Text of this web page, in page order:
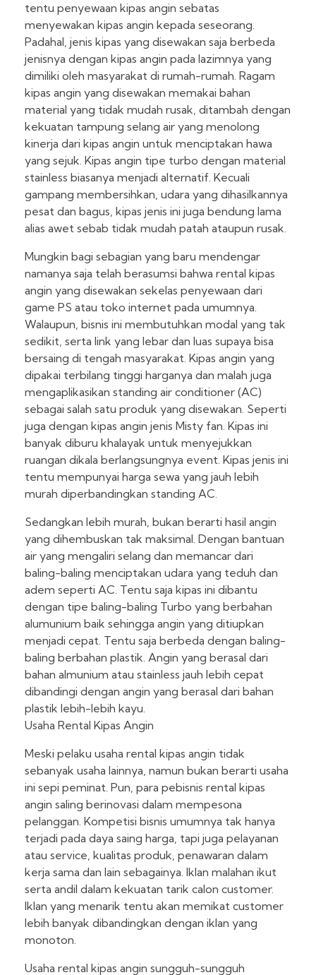
tentu penyewaan kipas angin sebatas
menyewakan kipas angin kepada seseorang.
Padahal, jenis kipas yang disewakan saja berbeda
jenisnya dengan kipas angin pada lazimnya yang
dimiliki oleh masyarakat di rumah-rumah. Ragam
kipas angin yang disewakan memakai bahan
material yang tidak mudah rusak, ditambah dengan
kekuatan tampung selang air yang menolong
kinerja dari kipas angin untuk menciptakan hawa
yang sejuk. Kipas angin tipe turbo dengan material
stainless biasanya menjadi alternatif. Kecuali
gampang membersihkan, udara yang dihasilkannya
pesat dan bagus, kipas jenis ini juga bendung lama
alias awet sebab tidak mudah patah ataupun rusak.
Mungkin bagi sebagian yang baru mendengar
namanya saja telah berasumsi bahwa rental kipas
angin yang disewakan sekelas penyewaan dari
game PS atau toko internet pada umumnya.
Walaupun, bisnis ini membutuhkan modal yang tak
sedikit, serta link yang lebar dan luas supaya bisa
bersaing di tengah masyarakat. Kipas angin yang
dipakai terbilang tinggi harganya dan malah juga
mengaplikasikan standing air conditioner (AC)
sebagai salah satu produk yang disewakan. Seperti
juga dengan kipas angin jenis Misty fan. Kipas ini
banyak diburu khalayak untuk menyejukkan
ruangan dikala berlangsungnya event. Kipas jenis ini
tentu mempunyai harga sewa yang jauh lebih
murah diperbandingkan standing AC.
Sedangkan lebih murah, bukan berarti hasil angin
yang dihembuskan tak maksimal. Dengan bantuan
air yang mengaliri selang dan memancar dari
baling-baling menciptakan udara yang teduh dan
adem seperti AC. Tentu saja kipas ini dibantu
dengan tipe baling-baling Turbo yang berbahan
alumunium baik sehingga angin yang ditiupkan
menjadi cepat. Tentu saja berbeda dengan baling-
baling berbahan plastik. Angin yang berasal dari
bahan almunium atau stainless jauh lebih cepat
dibandingi dengan angin yang berasal dari bahan
plastik lebih-lebih kayu.
Usaha Rental Kipas Angin
Meski pelaku usaha rental kipas angin tidak
sebanyak usaha lainnya, namun bukan berarti usaha
ini sepi peminat. Pun, para pebisnis rental kipas
angin saling berinovasi dalam mempesona
pelanggan. Kompetisi bisnis umumnya tak hanya
terjadi pada daya saing harga, tapi juga pelayanan
atau service, kualitas produk, penawaran dalam
kerja sama dan lain sebagainya. Iklan malahan ikut
serta andil dalam kekuatan tarik calon customer.
Iklan yang menarik tentu akan memikat customer
lebih banyak dibandingkan dengan iklan yang
monoton.
Usaha rental kipas angin sungguh-sungguh